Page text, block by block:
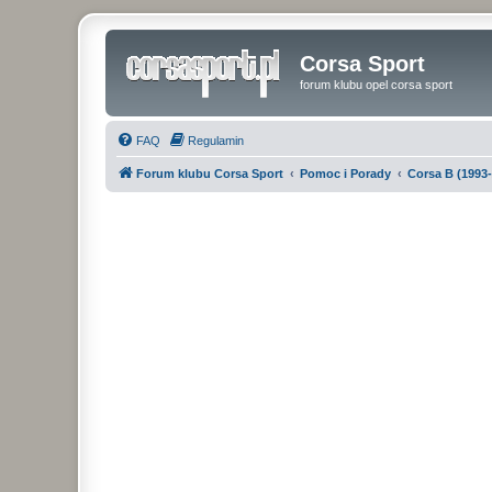
Corsa Sport
forum klubu opel corsa sport
FAQ Regulamin
Forum klubu Corsa Sport Pomoc i Porady Corsa B